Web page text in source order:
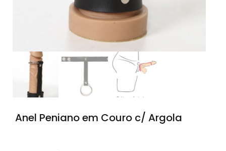
Anel Peniano em Couro c/ Argola